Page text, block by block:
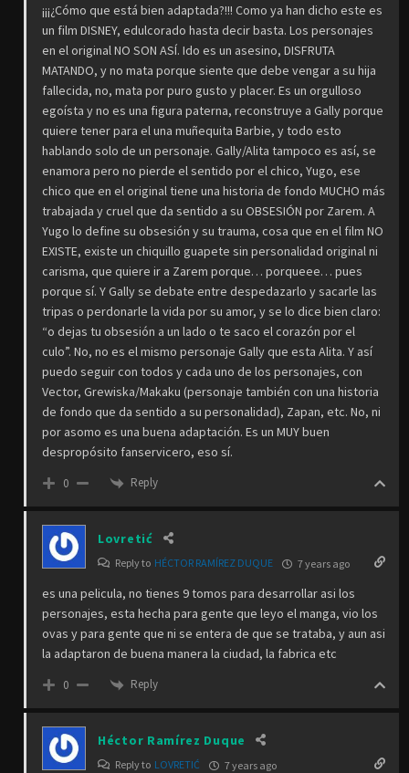
¡¡¡¿Cómo que está bien adaptada?!!! Como ya han dicho este es
un film DISNEY, edulcorado hasta decir basta. Los personajes
en el original NO SON ASÍ. Ido es un asesino, DISFRUTA
MATANDO, y no mata porque siente que debe vengar a su hija
fallecida, no, mata por puro gusto y placer. Es un orgulloso
egoísta y no es una figura paterna, reconstruye a Gally porque
quiere tener para el una muñequita Barbie, y todo esto
hablando solo de un personaje. Gally/Alita tampoco es así, se
enamora pero no pierde el sentido por el chico, Yugo, ese
chico que en el original tiene una historia de fondo MUCHO más
trabajada y cruel que da sentido a su OBSESIÓN por Zarem. A
Yugo lo define su obsesión y su trauma, cosa que en el film NO
EXISTE, existe un chiquillo guapete sin personalidad original ni
carisma, que quiere ir a Zarem porque… porqueee… pues
porque sí. Y Gally se debate entre despedazarlo y sacarle las
tripas o perdonarle la vida por su amor, y se lo dice bien claro:
“o dejas tu obsesión a un lado o te saco el corazón por el
culo”. No, no es el mismo personaje Gally que esta Alita. Y así
puedo seguir con todos y cada uno de los personajes, con
Vector, Grewiska/Makaku (personaje también con una historia
de fondo que da sentido a su personalidad), Zapan, etc. No, ni
por asomo es una buena adaptación. Es un MUY buen
despropósito fanservicero, eso sí.
0 Reply
Lovretić
Reply to HÉCTOR RAMÍREZ DUQUE 7 years ago
es una pelicula, no tienes 9 tomos para desarrollar asi los
personajes, esta hecha para gente que leyo el manga, vio los
ovas y para gente que ni se entera de que se trataba, y aun asi
la adaptaron de buena manera la ciudad, la fabrica etc
0 Reply
Héctor Ramírez Duque
Reply to LOVRETIĆ 7 years ago